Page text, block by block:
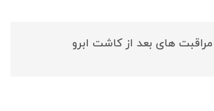
مراقبت های بعد از کاشت ابرو